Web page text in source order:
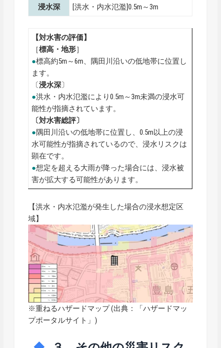
浸水深 [洪水・内水氾濫]0.5m～3m
【対水害の評価】
［標高・地形］
●標高約5m～6m、隅田川沿いの低地帯に位置し
ます。
〔浸水深〕
●洪水・内水氾濫により0.5m～3m未満の浸水可
能性が指摘されています。
〔対水害総評〕
●隅田川沿いの低地帯に位置し、0.5m以上の浸
水可能性が指摘されているので、浸水リスクは
顕在です。
●想定を超える大雨が降った場合には、浸水被
害が拡大する可能性があります。
【洪水・内水氾濫が発生した場合の浸水想定区
域】
※重ねるハザードマップ (出典：「ハザードマッ
プポータルサイト 」)